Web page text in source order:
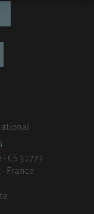
CS 31773
- France